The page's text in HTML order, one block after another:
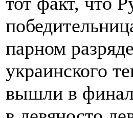
парном
украинского
вышли в